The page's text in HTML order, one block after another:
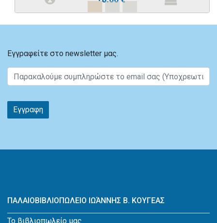
Εγγραφείτε στο newsletter μας.
Εγγραφη
ΠΑΛΑΙΟΒΙΒΛΙΟΠΩΛΕΙΟ ΙΩΆΝΝΗΣ Β. ΚΟΥΓΕΑΣ
Το βιβλιοπωλείο μας